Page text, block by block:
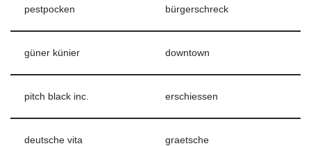
pestpocken bürgerschreck
güner künier downtown
pitch black inc. erschiessen
deutsche vita graetsche